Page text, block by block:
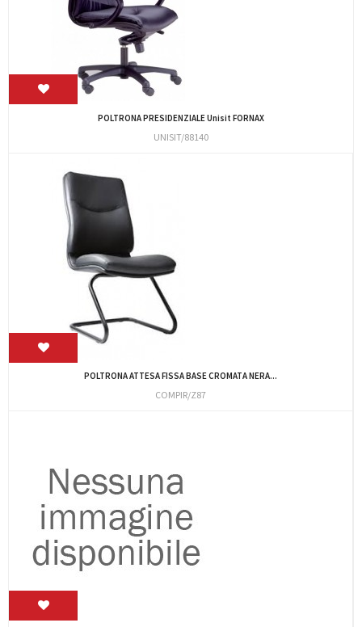
POLTRONA PRESIDENZIALE Unisit FORNAX
UNISIT/88140
POLTRONA ATTESA FISSA BASE CROMATA NERA...
COMPIR/Z87